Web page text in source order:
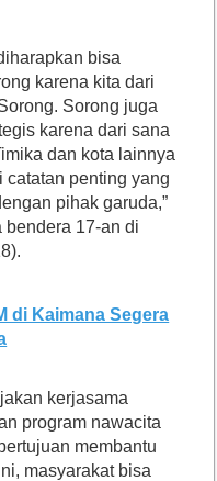
bisa
karena kita dari
Sorong juga
karena dari sana
dan kota lainnya
catatan penting yang
pihak garuda,”
bendera 17-an di
di Kaimana Segera
kerjasama
program nawacita
membantu
masyarakat bisa